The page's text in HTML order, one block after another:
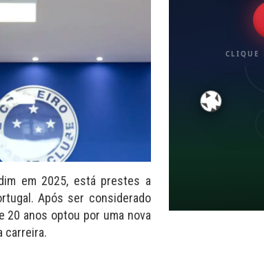
em 2025, está prestes a
Após ser considerado
anos optou por uma nova
carreira.
CLIQUE